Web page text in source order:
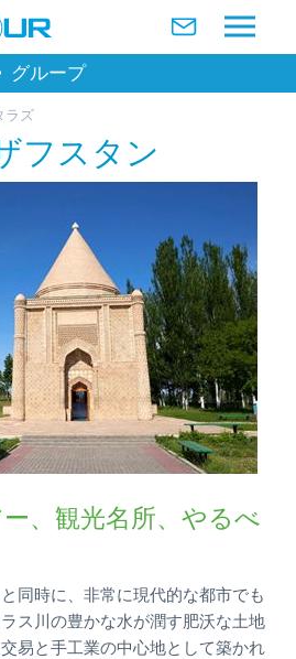
グループ
ラズ
フスタン
、観光名所、やるべ
同時に、非常に現代的な都市でも
ス川の豊かな水が潤す肥沃な土地
易と手工業の中心地として築かれ